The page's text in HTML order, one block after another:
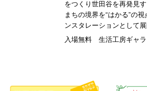
をつくり世田谷を再発見す
まちの境界を“はかる”の
ンスタレーションとして展
入場無料 生活工房ギャ